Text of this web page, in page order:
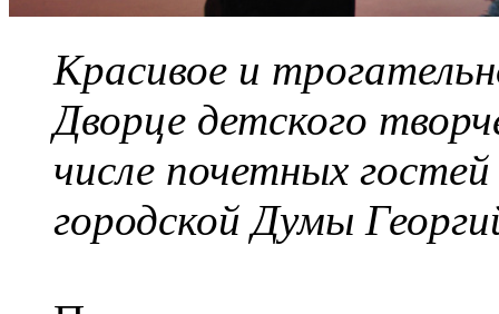
Красивое и
Дворце детского
числе почетных
городской Думы